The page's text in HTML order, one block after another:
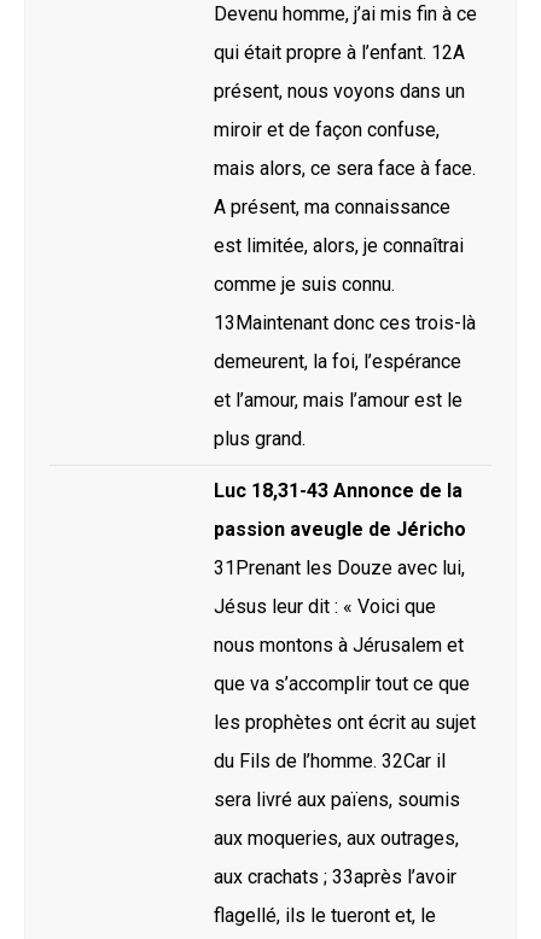
Devenu homme, j’ai mis fin à ce
qui était propre à l’enfant. 12A
présent, nous voyons dans un
miroir et de façon confuse,
mais alors, ce sera face à face.
A présent, ma connaissance
est limitée, alors, je connaîtrai
comme je suis connu.
13Maintenant donc ces trois-là
demeurent, la foi, l’espérance
et l’amour, mais l’amour est le
plus grand.
Luc 18,31-43 Annonce de la
passion aveugle de Jéricho
31Prenant les Douze avec lui,
Jésus leur dit : « Voici que
nous montons à Jérusalem et
que va s’accomplir tout ce que
les prophètes ont écrit au sujet
du Fils de l’homme. 32Car il
sera livré aux païens, soumis
aux moqueries, aux outrages,
aux crachats ; 33après l’avoir
flagellé, ils le tueront et, le